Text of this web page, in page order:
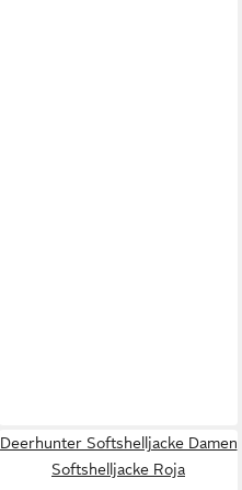
Deerhunter Softshelljacke Damen
Softshelljacke Roja